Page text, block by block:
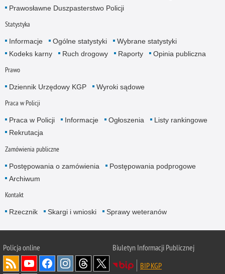
Prawosławne Duszpasterstwo Policji
Statystyka
Informacje Ogólne statystyki
Wybrane statystyki
Kodeks karny
Ruch drogowy Raporty Opinia publiczna
Prawo
Dziennik Urzędowy KGP Wyroki sądowe
Praca w Policji
Praca w Policji Informacje Ogłoszenia
Listy rankingowe
Rekrutacja
Zamówienia publiczne
Postępowania o zamówienia
Postępowania podprogowe
Archiwum
Kontakt
Rzecznik Skargi i wnioski Sprawy weteranów
Policjaonline
Biuletyn Informacji Publicznej
BIP KGP